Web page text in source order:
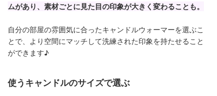
ムがあり、素材ごとに見た目の印象が大きく変わることも。
自分の部屋の雰囲気に合ったキャンドルウォーマーを選ぶこ
とで、より空間にマッチして洗練された印象を持たせること
ができます♪
使うキャンドルのサイズで選ぶ